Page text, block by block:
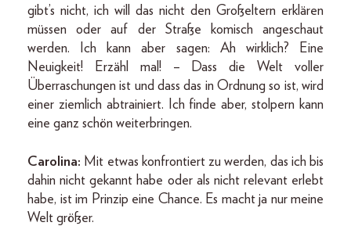
gibt’s nicht, ich will das nicht den Großeltern erklären
müssen oder auf der Straße komisch angeschaut
werden. Ich kann aber sagen: Ah wirklich? Eine
Neuigkeit! Erzähl mal! – Dass die Welt voller
Überraschungen ist und dass das in Ordnung so ist, wird
einer ziemlich abtrainiert. Ich finde aber, stolpern kann
eine ganz schön weiterbringen.
Carolina: Mit etwas konfrontiert zu werden, das ich bis
dahin nicht gekannt habe oder als nicht relevant erlebt
habe, ist im Prinzip eine Chance. Es macht ja nur meine
Welt größer.